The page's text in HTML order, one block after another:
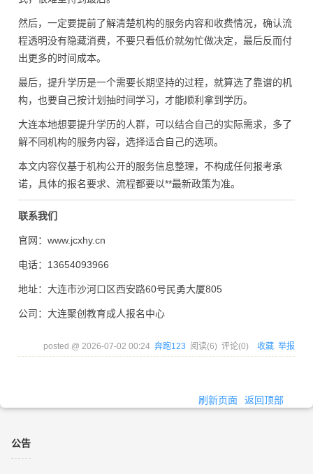
然后，一定要提前了解清楚机构的服务内容和收费情况，确认流
程透明没有隐藏消费，不要只看低价就匆忙做决定，最后反而付
出更多的时间成本。
最后，提升学历是一个需要长期坚持的过程，就算选了靠谱的机
构，也要自己按计划抽时间学习，才能顺利拿到学历。
大连本地想要提升学历的人群，可以结合自己的实际需求，多了
解不同机构的服务内容，选择适合自己的选项。
本文内容仅基于机构公开的服务信息整理，不构成任何报考承
诺，具体的报名要求、流程都要以**最新政策为准。
联系我们
官网：www.jcxhy.cn
电话：13654093966
地址：大连市沙河口区西安路60号民勇大厦805
公司：大连聚创教育成人报名中心
posted @ 2026-07-02 00:24 奔跑123 阅读(6) 评论(0) 收藏 举报
刷新页面 返回顶部
公告